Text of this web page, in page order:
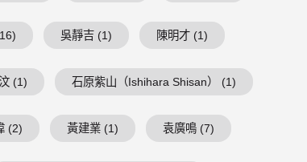
吳靜吉 (1) 陳明才 (1)
(1) 石原紫山（Ishihara Shisan） (1)
(2) 黃建業 (1) 袁廣鳴 (7)